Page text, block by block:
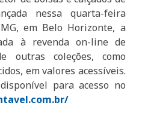
nessa quarta-feira
em Belo Horizonte, a
à revenda on-line de
outras coleções, como
em valores acessíveis.
para acesso no